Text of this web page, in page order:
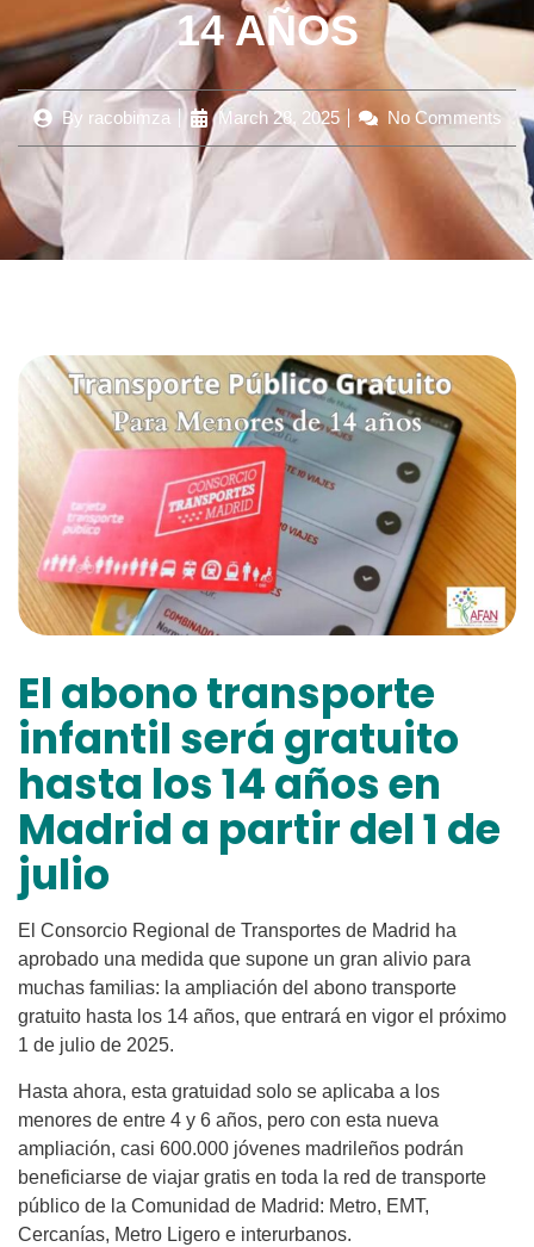
14 AÑOS
By racobimza March 28, 2025 No Comments
El abono transporte
infantil será gratuito
hasta los 14 años en
Madrid a partir del 1 de
julio
El Consorcio Regional de Transportes de Madrid ha
aprobado una medida que supone un gran alivio para
muchas familias: la ampliación del abono transporte
gratuito hasta los 14 años, que entrará en vigor el próximo
1 de julio de 2025.
Hasta ahora, esta gratuidad solo se aplicaba a los
menores de entre 4 y 6 años, pero con esta nueva
ampliación, casi 600.000 jóvenes madrileños podrán
beneficiarse de viajar gratis en toda la red de transporte
público de la Comunidad de Madrid: Metro, EMT,
Cercanías, Metro Ligero e interurbanos.